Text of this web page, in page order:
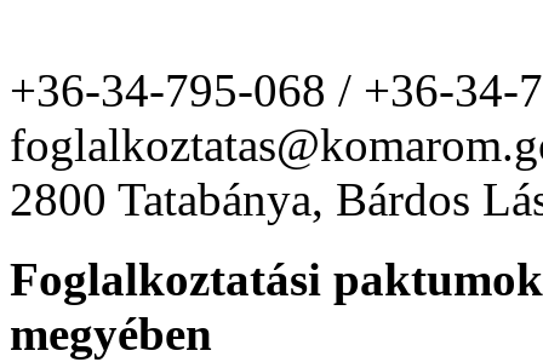
+36-34-795-068 / +36-34-
2800 Tatabánya, Bárdos
Foglalkoztatási
megyében